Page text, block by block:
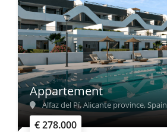
€ 278.000
Appartement
Alfaz del Pí, Alicante province, Spain